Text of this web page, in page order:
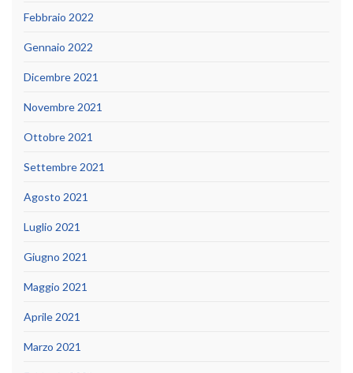
Febbraio 2022
Gennaio 2022
Dicembre 2021
Novembre 2021
Ottobre 2021
Settembre 2021
Agosto 2021
Luglio 2021
Giugno 2021
Maggio 2021
Aprile 2021
Marzo 2021